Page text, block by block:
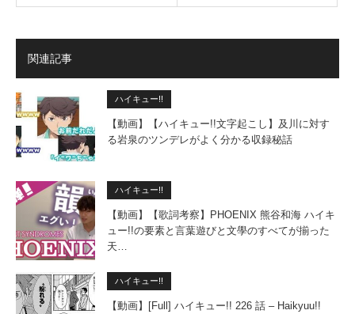
関連記事
ハイキュー!!
【動画】【ハイキュー!!文字起こし】及川に対す
る岩泉のツンデレがよく分かる収録秘話
ハイキュー!!
【動画】【歌詞考察】PHOENIX 熊谷和海 ハイキ
ュー!!の要素と言葉遊びと文學のすべてが揃った
天…
ハイキュー!!
【動画】[Full] ハイキュー!! 226 話 – Haikyuu!!